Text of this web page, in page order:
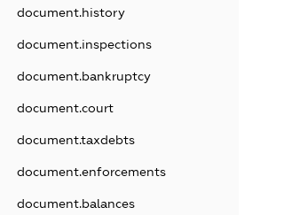
document.history
document.inspections
document.bankruptcy
document.court
document.taxdebts
document.enforcements
document.balances